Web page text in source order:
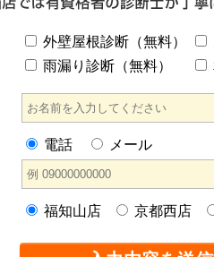
外壁屋根診断（無料）
雨漏り診断（無料）
電話 メール
福知山店 京都西店